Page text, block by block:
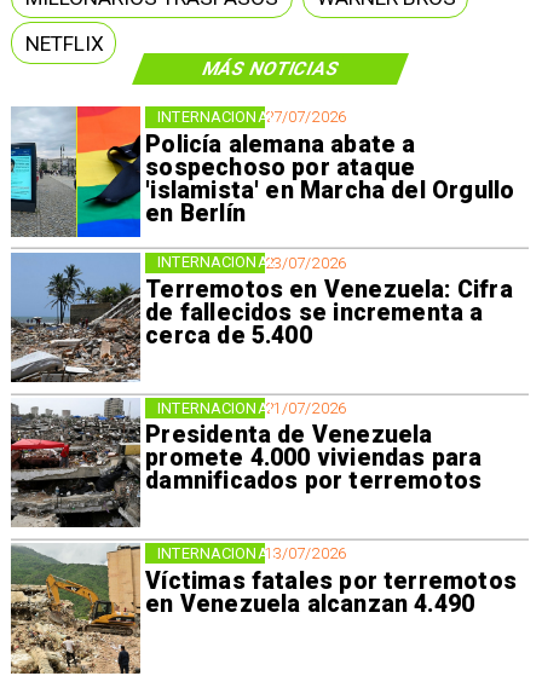
MÁS NOTICIAS
27/07/2026
Policía alemana abate a
sospechoso por ataque
'islamista' en Marcha del Orgullo
en Berlín
INTERNACIONAL
23/07/2026
Terremotos en Venezuela: Cifra
de fallecidos se incrementa a
cerca de 5.400
INTERNACIONAL
21/07/2026
Presidenta de Venezuela
promete 4.000 viviendas para
damnificados por terremotos
INTERNACIONAL
13/07/2026
Víctimas fatales por terremotos
en Venezuela alcanzan 4.490
INTERNACIONAL
NETFLIX